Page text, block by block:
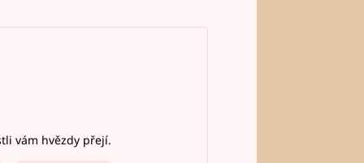
vám hvězdy přejí.